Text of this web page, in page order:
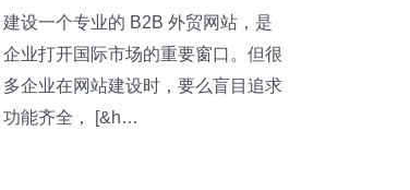
建设一个专业的 B2B 外贸网站，是
企业打开国际市场的重要窗口。但很
多企业在网站建设时，要么盲目追求
功能齐全， [&h…